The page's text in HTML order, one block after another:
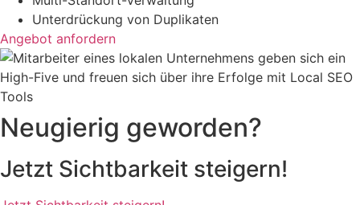
Unterdrückung von Duplikaten
Angebot anfordern
Neugierig geworden?
Jetzt Sichtbarkeit steigern!